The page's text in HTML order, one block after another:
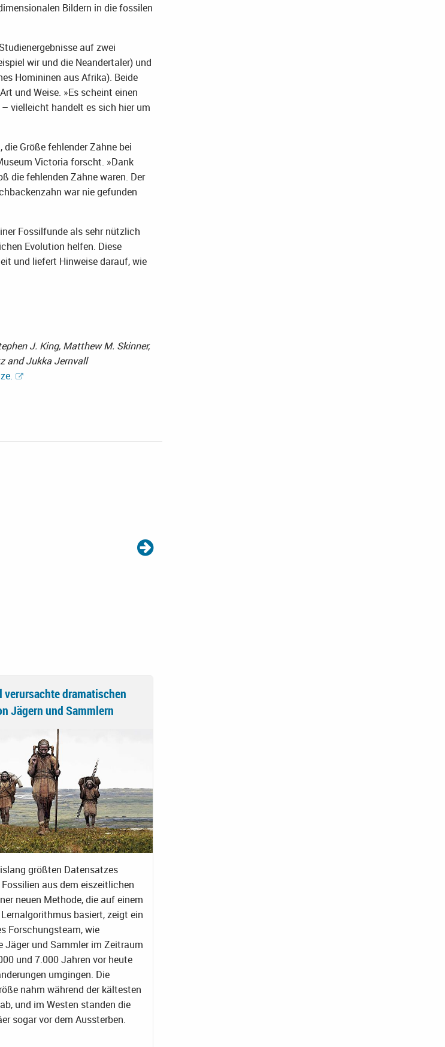
Bildern in die fossilen
auf zwei
wir und die Neandertaler) und
Homininen aus Afrika). Beide
und Weise. »Es scheint einen
vielleicht handelt es sich hier um
Größe fehlender Zähne bei
Victoria forscht. »Dank
die fehlenden Zähne waren. Der
war nie gefunden
Fossilfunde als sehr nützlich
Evolution helfen. Diese
und liefert Hinweise darauf, wie
J. King, Matthew M. Skinner,
and Jukka Jernvall
verursachte dramatischen
Jägern und Sammlern
größten Datensatzes
aus dem eiszeitlichen
neuen Methode, die auf einem
basiert, zeigt ein
Forschungsteam, wie
Jäger und Sammler im Zeitraum
und 7.000 Jahren vor heute
umgingen. Die
nahm während der kältesten
und im Westen standen die
sogar vor dem Aussterben.